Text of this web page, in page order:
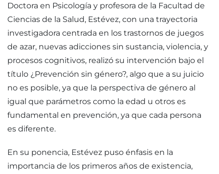
Doctora en Psicología y profesora de la Facultad de
Ciencias de la Salud, Estévez, con una trayectoria
investigadora centrada en los trastornos de juegos
de azar, nuevas adicciones sin sustancia, violencia, y
procesos cognitivos, realizó su intervención bajo el
título ¿Prevención sin género?, algo que a su juicio
no es posible, ya que la perspectiva de género al
igual que parámetros como la edad u otros es
fundamental en prevención, ya que cada persona
es diferente.
En su ponencia, Estévez puso énfasis en la
importancia de los primeros años de existencia,